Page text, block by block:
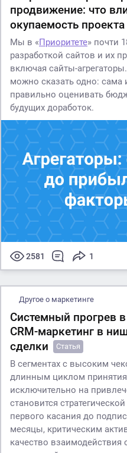
продвижение: что
окупаемость проекта
Мы в «Приоритете» почти
разработкой сайтов и их
включая сайты-
можно сказать одно:
правильно оценивать
будущих доработок.
2581 1
Другое о маркетинге
Системный прогрев
CRM-маркетинг в
сделки
Статья
В сегментах с высоким
длинным циклом
исключительно на
становится
первого касания до
месяцы, критическим
качество взаимодействия